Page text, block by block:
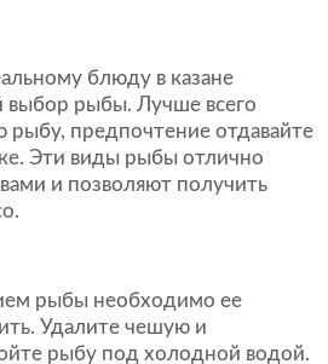
блюду в казане
выбор рыбы. Лучше всего
рыбу, предпочтение отдавайте
Эти виды рыбы отлично
и позволяют получить
рыбы необходимо ее
Удалите чешую и
рыбу под холодной водой.